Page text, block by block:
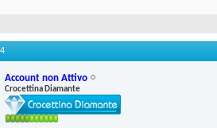
Account non Attivo
Crocettina Diamante